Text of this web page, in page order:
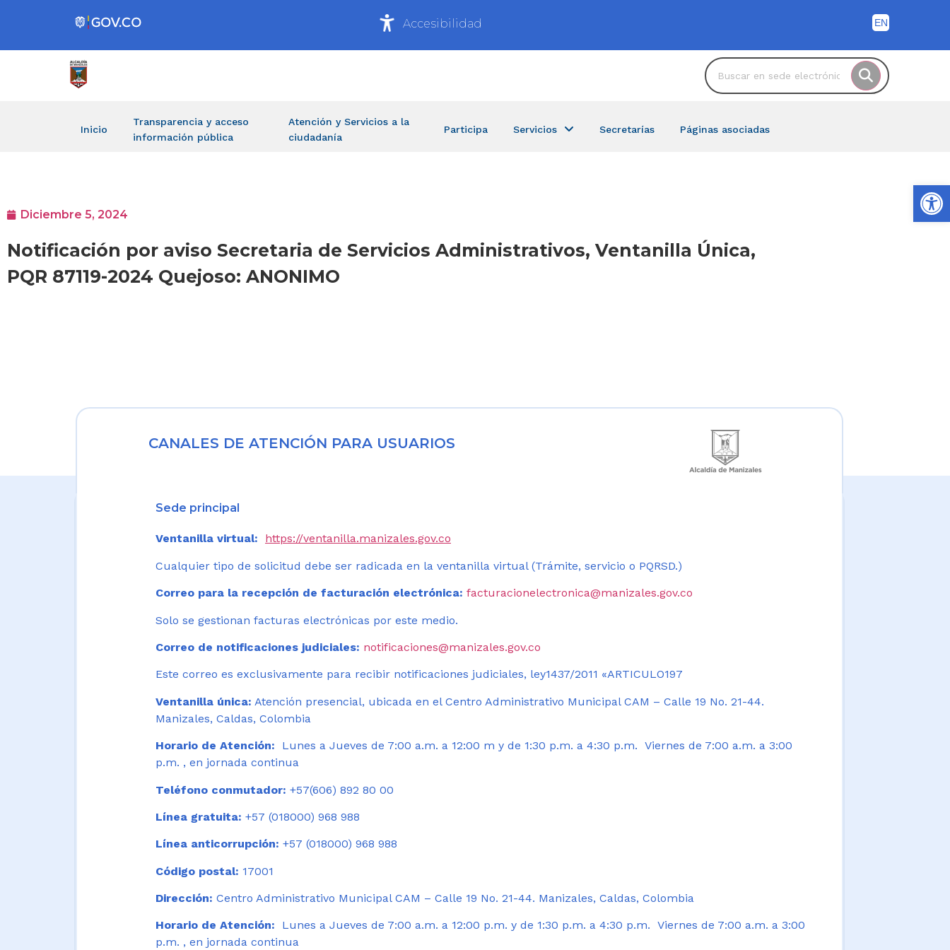
Accesibilidad
Inicio
Transparencia y acceso
información pública
Atención y Servicios a la
ciudadanía
Participa Servicios Secretarías Páginas asociadas
Diciembre 5, 2024
Notificación por aviso Secretaria de Servicios Administrativos, Ventanilla Única,
PQR 87119-2024 Quejoso: ANONIMO
CANALES DE ATENCIÓN PARA USUARIOS
Sede principal
Ventanilla virtual: https://ventanilla.manizales.gov.co
Cualquier tipo de solicitud debe ser radicada en la ventanilla virtual (Trámite, servicio o PQRSD.)
Correo para la recepción de facturación electrónica: facturacionelectronica@manizales.gov.co
Solo se gestionan facturas electrónicas por este medio.
Correo de notificaciones judiciales: notificaciones@manizales.gov.co
Este correo es exclusivamente para recibir notificaciones judiciales, ley1437/2011 «ARTICULO197
Ventanilla única: Atención presencial, ubicada en el Centro Administrativo Municipal CAM – Calle 19 No. 21-44.
Manizales, Caldas, Colombia
Horario de Atención:
Lunes a Jueves de 7:00 a.m. a 12:00 m y de 1:30 p.m. a 4:30 p.m. Viernes de 7:00 a.m. a 3:00
p.m. , en jornada continua
Teléfono conmutador: +57(606) 892 80 00
Línea gratuita: +57 (018000) 968 988
Línea anticorrupción: +57 (018000) 968 988
Código postal: 17001
Dirección: Centro Administrativo Municipal CAM – Calle 19 No. 21-44. Manizales, Caldas, Colombia
Horario de Atención: Lunes a Jueves de 7:00 a.m. a 12:00 p.m. y de 1:30 p.m. a 4:30 p.m. Viernes de 7:00 a.m. a 3:00
p.m. , en jornada continua